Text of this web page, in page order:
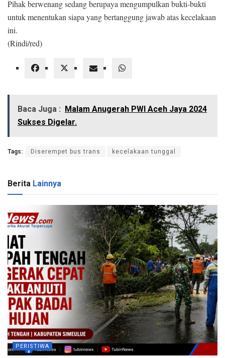
Pihak berwenang sedang berupaya mengumpulkan bukti-bukti
untuk menentukan siapa yang bertanggung jawab atas kecelakaan
ini.
(Rindi/red)
Baca Juga : Malam Anugerah PWI Aceh Jaya 2024
Sukses Digelar.
Tags: Diserempet bus trans kecelakaan tunggal
Berita Lainnya
PERISTIWA